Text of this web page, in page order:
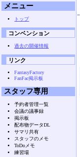
メニュー
トップ
コンベンション
過去の開催情報
リンク
FantasyFactory
FanFac掲示板
スタッフ専用
予約者管理一覧
会議の議事録
掲示板
配布物データDL
サマリ共有
スタッフのメモ
ToDoメモ
練習場